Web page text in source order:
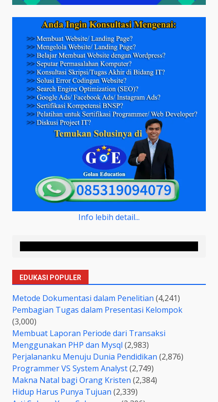
Info lebih detail...
EDUKASI POPULER
Metode Dokumentasi dalam Penelitian (4,241)
Pembagian Tugas dalam Presentasi Kelompok
(3,000)
Membuat Laporan Periode dari Transaksi
Menggunakan PHP dan Mysql (2,983)
Perjalananku Menuju Dunia Pendidikan (2,876)
Programmer VS System Analyst(2,749)
Makna Natal bagi Orang Kristen (2,384)
Hidup Harus Punya Tujuan (2,339)